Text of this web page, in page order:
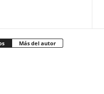
Más del autor